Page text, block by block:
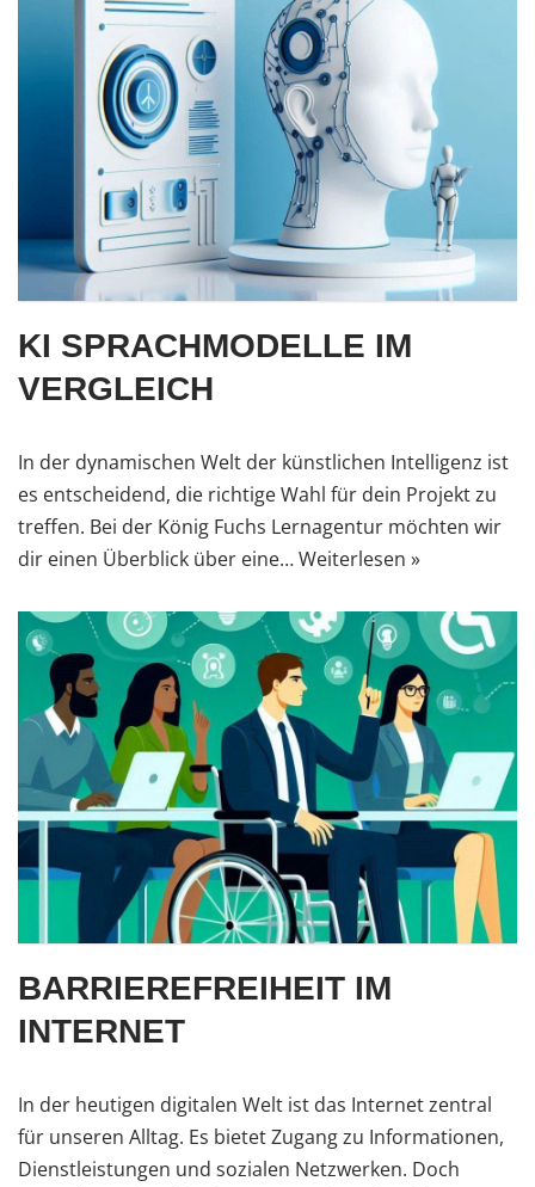
KI SPRACHMODELLE IM
VERGLEICH
In der dynamischen Welt der künstlichen Intelligenz ist
es entscheidend, die richtige Wahl für dein Projekt zu
treffen. Bei der König Fuchs Lernagentur möchten wir
dir einen Überblick über eine…Weiterlesen »
BARRIEREFREIHEIT IM
INTERNET
In der heutigen digitalen Welt ist das Internet zentral
für unseren Alltag. Es bietet Zugang zu Informationen,
Dienstleistungen und sozialen Netzwerken. Doch